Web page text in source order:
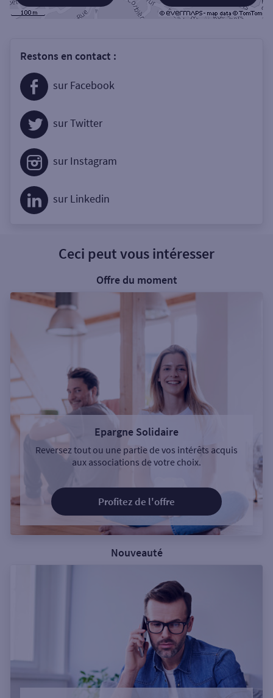
Restons en contact :
sur Facebook
sur Twitter
sur Instagram
sur Linkedin
Ceci peut vous intéresser
Offre du moment
Epargne Solidaire
Reversez tout ou une partie de vos intérêts acquis
aux associations de votre choix.
Profitez de l'offre
Nouveauté